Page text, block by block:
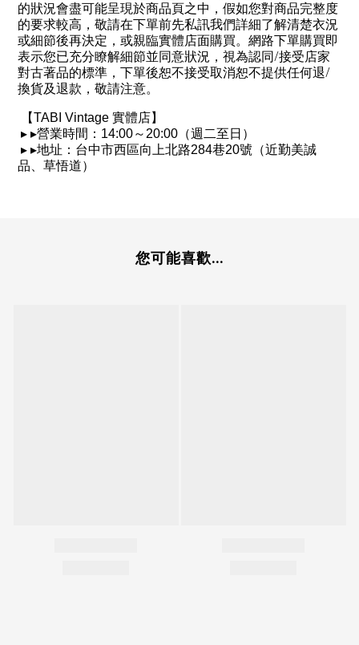
的狀況會盡可能呈現於商品頁之中，假如您對商品完整度
的要求較高，敬請在下單前先私訊我們詳細了解清楚衣況
或細節後再決定，或親臨實體店面購買。網路下單購買即
表示您已充分瞭解細節並同意狀況，視為認同/接受店家
對古著品的標準，下單後恕不接受取消恕不提供任何退/
換貨及退款，敬請注意。
【TABI Vintage 實體店】
▸ ▸營業時間： 14:00～ 20:00 （週二至日）
▸ ▸地址：台中市西區向上北路284巷20號（近勤美誠
品、草悟道）
您可能喜歡...